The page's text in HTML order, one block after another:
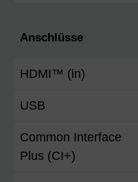
Anschlüsse
HDMI™ (in)
USB
Common Interface
Plus (CI+)